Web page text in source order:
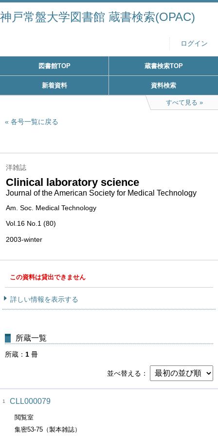
神戸常盤大学図書館 蔵書検索(OPAC)
ログイン
図書館TOP 蔵書検索TOP
新着資料 資料検索
すべて見る
各号一覧に戻る
洋雑誌
Clinical laboratory science
Journal of the American Society for Medical Technology
Am. Soc. Medical Technology
Vol.16 No.1 (80)
2003-winter
この資料は貸出できません
詳しい情報を表示する
所蔵一覧
所蔵 1 冊
並べ替える
1 CLL000079
閲覧室
集密53-75（製本雑誌）